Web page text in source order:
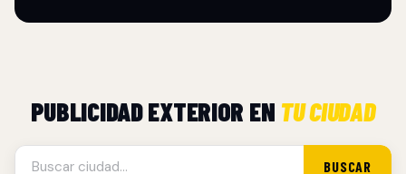
PUBLICIDAD EXTERIOR EN TU CIUDAD
BUSCAR